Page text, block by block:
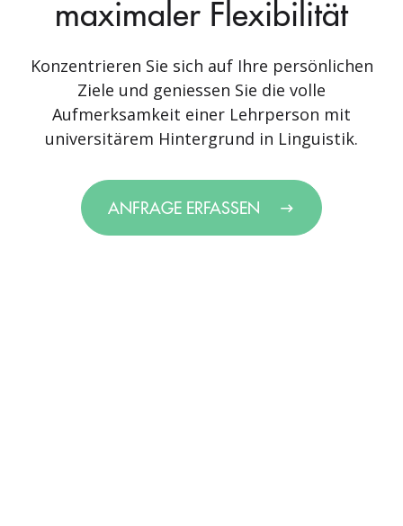
maximaler Flexibilität
Konzentrieren Sie sich auf Ihre persönlichen
Ziele und geniessen Sie die volle
Aufmerksamkeit einer Lehrperson mit
universitärem Hintergrund in Linguistik.
ANFRAGE ERFASSEN